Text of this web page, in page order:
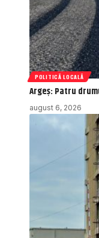
POLITICĂ LOCALĂ
Argeș: Patru
august 6, 2026